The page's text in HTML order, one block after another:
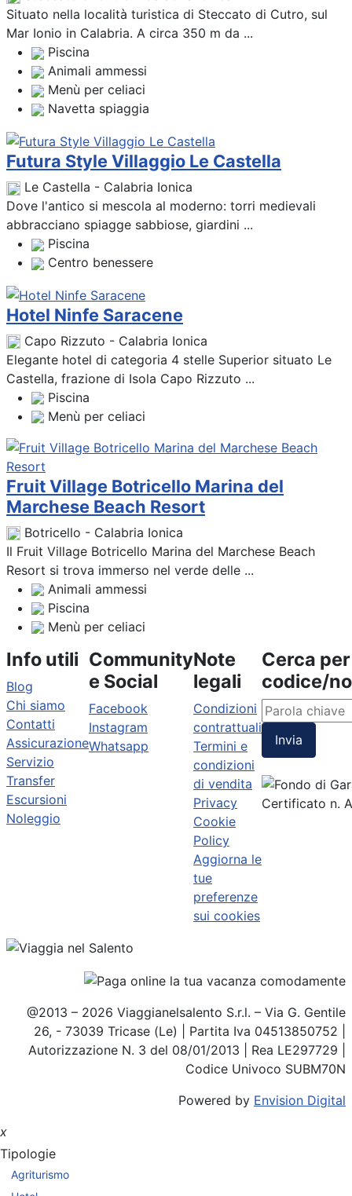
Situato nella località turistica di Steccato di Cutro, sul
Mar Ionio in Calabria. A circa 350 m da ...
Piscina
Animali ammessi
Menù per celiaci
Navetta spiaggia
Futura Style Villaggio Le Castella
Le Castella - Calabria Ionica
Dove l'antico si mescola al moderno: torri medievali
abbracciano spiagge sabbiose, giardini ...
Piscina
Centro benessere
Hotel Ninfe Saracene
Capo Rizzuto - Calabria Ionica
Elegante hotel di categoria 4 stelle Superior situato Le
Castella, frazione di Isola Capo Rizzuto ...
Piscina
Menù per celiaci
Fruit Village Botricello Marina del
Marchese Beach Resort
Botricello - Calabria Ionica
Il Fruit Village Botricello Marina del Marchese Beach
Resort si trova immerso nel verde delle ...
Animali ammessi
Piscina
Menù per celiaci
Info utili
Blog
Chi siamo
Contatti
Assicurazione
Servizio
Transfer
Escursioni
Noleggio
Community
e Social
Facebook
Instagram
Whatsapp
Note
legali
Condizioni
contrattuali
Termini e
condizioni
di vendita
Privacy
Cookie
Policy
Aggiorna le
tue
preferenze
sui cookies
Cerca per
codice/
Invia
Certificato n.
@2013 – 2026 Viaggianelsalento S.r.l. – Via G. Gentile
26, - 73039 Tricase (Le) | Partita Iva 04513850752 |
Autorizzazione N. 3 del 08/01/2013 | Rea LE297729 |
Codice Univoco SUBM70N
Powered by Envision Digital
x
Tipologie
Agriturismo